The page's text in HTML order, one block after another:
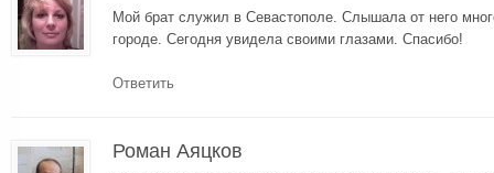
Мой брат служил в Севастополе. Слышала от него
городе. Сегодня увидела своими глазами. Спасибо!
Ответить
Роман Аяцков